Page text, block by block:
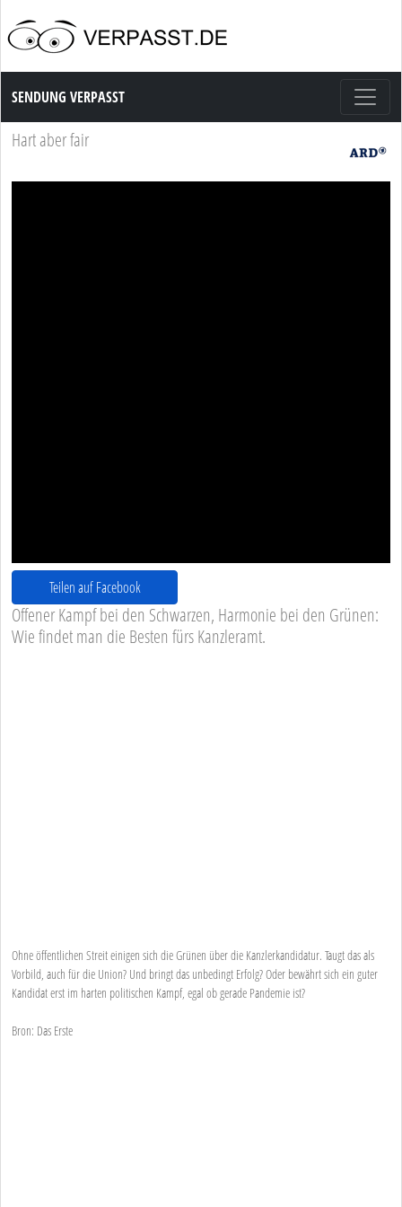
Sendung Verpasst
SENDUNG VERPASST
Hart aber fair
Teilen auf Facebook
Offener Kampf bei den Schwarzen, Harmonie bei den Grünen:
Wie findet man die Besten fürs Kanzleramt.
Ohne öffentlichen Streit einigen sich die Grünen über die Kanzlerkandidatur. Taugt das als
Vorbild, auch für die Union? Und bringt das unbedingt Erfolg? Oder bewährt sich ein guter
Kandidat erst im harten politischen Kampf, egal ob gerade Pandemie ist?
Bron: Das Erste